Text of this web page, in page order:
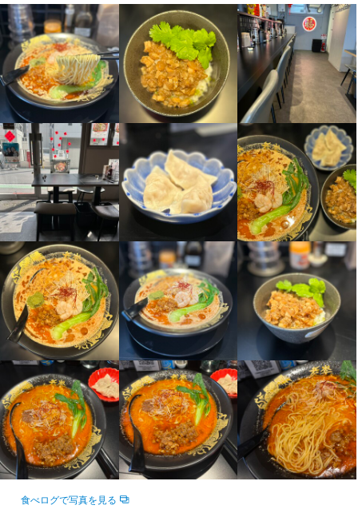
食べログで写真を見る
(2)18時00分～22時00分
※週3日～5日勤務
(1)、(2)のご希望の時間帯に勤務できます。
どちらの時間帯も勤務できる方も歓迎です！
終電考慮あり フルタイム歓迎 長期勤務歓迎 週4日以上OK シフト制
休日・休暇
本人の希望によるシフト制
待遇
＊契約期間の定めあり（原則6ヶ月更新）
＊雇用保険、労災保険加入
＊全社員の飲食利用時１０％引き（家族も適用可）
＊全日出勤時、まかない１食付き
（半日出勤時は１食３００円で提供可能）
まかない・食事補助あり 制服貸与 研修制度あり 社員登用制度あり
髪型自由
服装自由
ひげOK ピアスOK
特徴
学歴不問 未経験者歓迎 新卒歓迎 第二新卒歓迎
Uターン・Iターン歓迎
フリーター歓迎
留学生歓迎 主婦・主夫歓迎 女性活躍中
ブランクOK
駅チカ(徒歩5分以内)
応募者全員と面接 面接1回
・11時00分～22時00分
実質8時間勤務
休憩3時間（休憩時は外出可能です）
＊週４４時間制（特例措置対象事業場）
終電考慮あり 長期勤務歓迎 シフト制
休日・休暇
月７日休日
待遇
＊社会保険完備（厚生年金、雇用保険、健康保険、労災保険）
＊契約期間の定めあり（原則6ヶ月更新）
＊賄い１食付き
＊交通費別途支給（上限なし）
＊全社員の飲食利用時１０％引き（家族も適用可）
＊年次有給休暇は法定どおり
まかない・食事補助あり 社会保険完備 制服貸与 研修制度あり
髪型自由
ひげOK
ピアスOK
特徴
学歴不問 Uターン・Iターン歓迎 フリーター歓迎
シニア・ミドル活躍中
女性活躍中
ブランクOK 駅チカ(徒歩5分以内) 応募者全員と面接 面接1回